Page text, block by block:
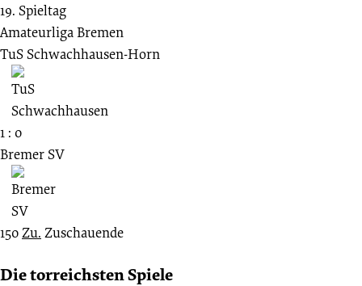
19. Spieltag
Amateurliga Bremen
TuS Schwachhausen-Horn
1 : 0
Bremer SV
150Zu. Zuschauende
Die torreichsten Spiele